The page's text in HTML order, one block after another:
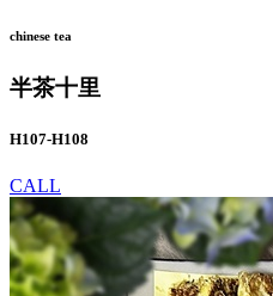
chinese tea
半茶十里
H107-H108
CALL